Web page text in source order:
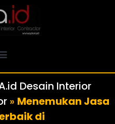
Desain Interior
» Menemukan Jasa
di